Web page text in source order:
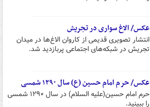
عکس/ الاغ سواری در تجریش
انتشار تصویری قدیمی از کاروان الاغ‌ها در میدان
تجریش در شبکه‌های اجتماعی پربازدید شد.
عکس/ حرم امام حسین (ع) سال ۱۲۹۰ شمسی
حرم امام حسین(علیه السلام) در سال ۱۲۹۰ شمسی
را ببینید.